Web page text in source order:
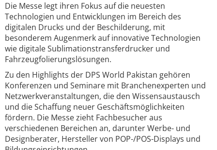
Die Messe legt ihren Fokus auf die neuesten
Technologien und Entwicklungen im Bereich des
digitalen Drucks und der Beschilderung, mit
besonderem Augenmerk auf innovative Technologien
wie digitale Sublimationstransferdrucker und
Fahrzeugfolierungslösungen.
Zu den Highlights der DPS World Pakistan gehören
Konferenzen und Seminare mit Branchenexperten und
Netzwerkveranstaltungen, die den Wissensaustausch
und die Schaffung neuer Geschäftsmöglichkeiten
fördern. Die Messe zieht Fachbesucher aus
verschiedenen Bereichen an, darunter Werbe- und
Designberater, Hersteller von POP-/POS-Displays und